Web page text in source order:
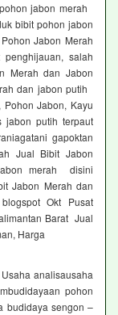
jabon merah
bibit pohon jabon
Jabon Merah
salah
Merah dan Jabon
dan jabon putih
Jabon, Kayu
putih terpaut
gapoktan
Jual Bibit Jabon
merah disini
Jabon Merah dan
blogspot Okt Pusat
Barat Jual
Harga
analisausaha
pohon
budidaya sengon –